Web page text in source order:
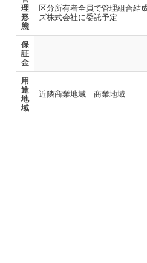
理
形
態
区分所有者全員で管理組合結
ズ株式会社に委託予定
保
証
金
用
途
地
域
近隣商業地域 商業地域